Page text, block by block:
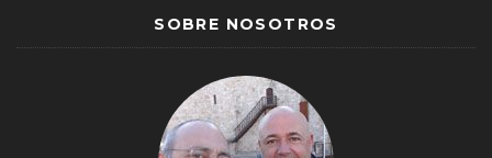
SOBRE NOSOTROS